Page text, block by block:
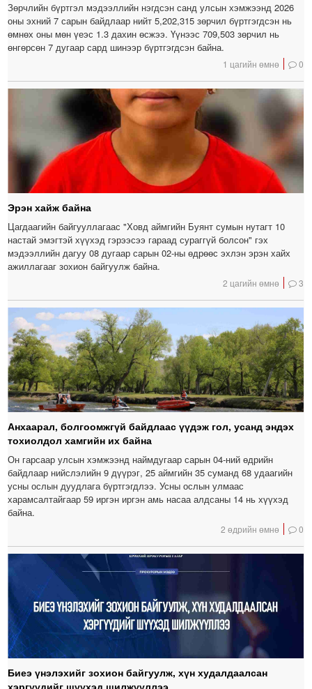
Зөрчлийн бүртгэл мэдээллийн нэгдсэн санд улсын хэмжээнд 2026
оны эхний 7 сарын байдлаар нийт 5,202,315 зөрчил бүртгэгдсэн нь
өмнөх оны мөн үеэс 1.3 дахин өсжээ. Үүнээс 709,503 зөрчил нь
өнгөрсөн 7 дугаар сард шинээр бүртгэгдсэн байна.
1 цагийн өмнө 0
Эрэн хайж байна
Цагдаагийн байгууллагаас "Ховд аймгийн Буянт сумын нутагт 10
настай эмэгтэй хүүхэд гэрээсээ гараад сураггүй болсон" гэх
мэдээллийн дагуу 08 дугаар сарын 02-ны өдрөөс эхлэн эрэн хайх
ажиллагааг зохион байгуулж байна.
2 цагийн өмнө 3
Анхаарал, болгоомжгүй байдлаас үүдэж гол, усанд эндэх
тохиолдол хамгийн их байна
Он гарсаар улсын хэмжээнд наймдугаар сарын 04-ний өдрийн
байдлаар нийслэлийн 9 дүүрэг, 25 аймгийн 35 суманд 68 удаагийн
усны ослын дуудлага бүртгэгдлээ. Усны ослын улмаас
харамсалтайгаар 59 иргэн иргэн амь насаа алдсаны 14 нь хүүхэд
байна.
2 өдрийн өмнө 0
Биеэ үнэлэхийг зохион байгуулж, хүн худалдаалсан